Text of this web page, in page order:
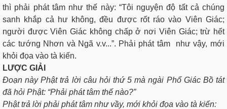
thì phải phát tâm như thế này: “Tôi nguyện độ tất cả chúng
sanh khắp cả hư không, đều được rốt ráo vào Viên Giác;
người được Viên Giác không chấp ở nơi Viên Giác; trừ hết
các tướng Nhơn và Ngã v.v...”. Phải phát tâm như vậy, mới
khỏi đọa vào tà kiến.
LƯỢC GIẢI
Ðoạn này Phật trả lời câu hỏi thứ 5 mà ngài Phổ Giác Bồ tát
đã hỏi Phật: “Phải phát tâm thế nào?”
Phật trả lời phải phát tâm như vầy, mới khỏi đọa vào tà kiến: